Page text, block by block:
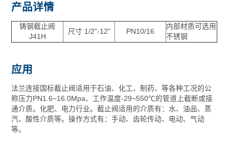
产品详情
铸钢截止阀
J41H
尺寸 1/2"-12" PN10/16
内部材质可选用
不锈钢
应用
法兰连接国标截止阀适用于石油、化工、制药、等各种工况的公
称压力PN1.6~16.0Mpa、工作温度-29~550℃的管道上截断或接
通介质。化肥、电力行业。截止阀适用的介质有：水、油品、蒸
汽、酸性介质等。操作方式有：手动、齿轮传动、电动、气动
等。